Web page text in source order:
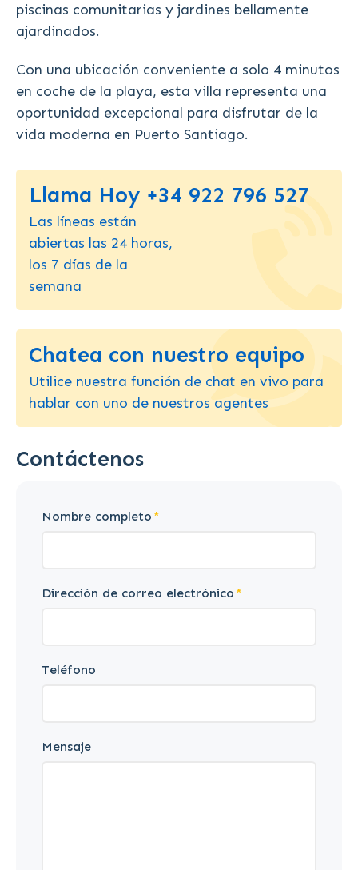
piscinas comunitarias y jardines bellamente
ajardinados.
Con una ubicación conveniente a solo 4 minutos
en coche de la playa, esta villa representa una
oportunidad excepcional para disfrutar de la
vida moderna en Puerto Santiago.
Llama Hoy +34 922 796 527
Las líneas están
abiertas las 24 horas,
los 7 días de la
semana
Chatea con nuestro equipo
Utilice nuestra función de chat en vivo para
hablar con uno de nuestros agentes
Contáctenos
Nombre completo
Dirección de correo electrónico
Teléfono
Mensaje